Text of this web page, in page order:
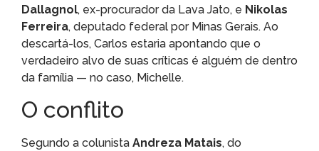
Dallagnol, ex-procurador da Lava Jato, e Nikolas
Ferreira, deputado federal por Minas Gerais. Ao
descartá-los, Carlos estaria apontando que o
verdadeiro alvo de suas críticas é alguém de dentro
da família — no caso, Michelle.
O conflito
Segundo a colunista Andreza Matais, do